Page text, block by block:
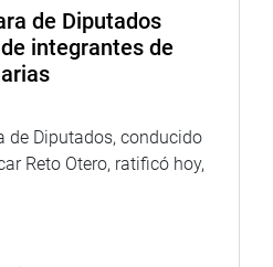
de Diputados
integrantes de
de Diputados, conducido
Reto Otero, ratificó hoy,